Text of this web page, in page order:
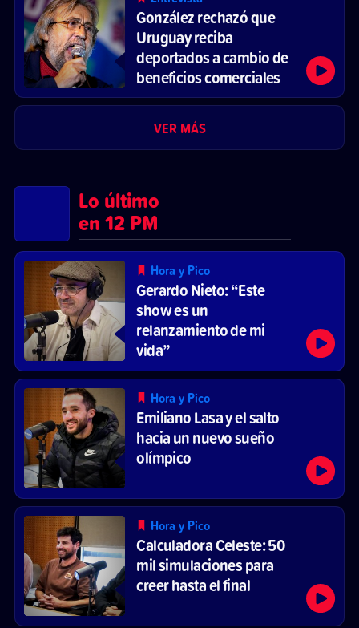
González rechazó que
Uruguay reciba
deportados a cambio de
beneficios comerciales
VER MÁS
Lo último
en 12 PM
Hora y Pico
Gerardo Nieto: “Este
show es un
relanzamiento de mi
vida”
Hora y Pico
Emiliano Lasa y el salto
hacia un nuevo sueño
olímpico
Hora y Pico
Calculadora Celeste: 50
mil simulaciones para
creer hasta el final